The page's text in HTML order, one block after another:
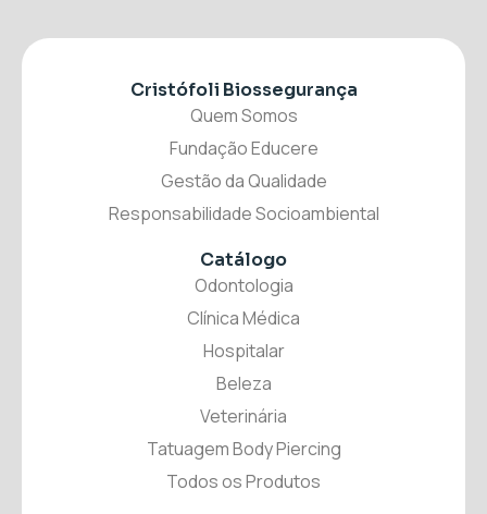
Cristófoli Biossegurança
Quem Somos
Fundação Educere
Gestão da Qualidade
Responsabilidade Socioambiental
Catálogo
Odontologia
Clínica Médica
Hospitalar
Beleza
Veterinária
Tatuagem Body Piercing
Todos os Produtos